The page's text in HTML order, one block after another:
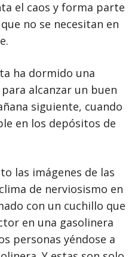
el caos y forma parte
no se necesitan en
ha dormido una
alcanzar un buen
siguiente, cuando
en los depósitos de
las imágenes de las
de nerviosismo en
con un cuchillo que
en una gasolinera
personas yéndose a